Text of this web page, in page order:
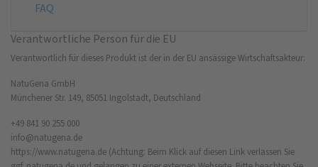
FAQ
Verantwortliche Person für die EU
Verantwortlich für dieses Produkt ist der in der EU ansässige Wirtschaftsakteur:
NatuGena GmbH
Münchener Str. 149, 85051 Ingolstadt, Deutschland
+49 841 90 255 000
info@natugena.de
https://www.natugena.de (Achtung: Beim Klick auf diesen Link verlassen Sie